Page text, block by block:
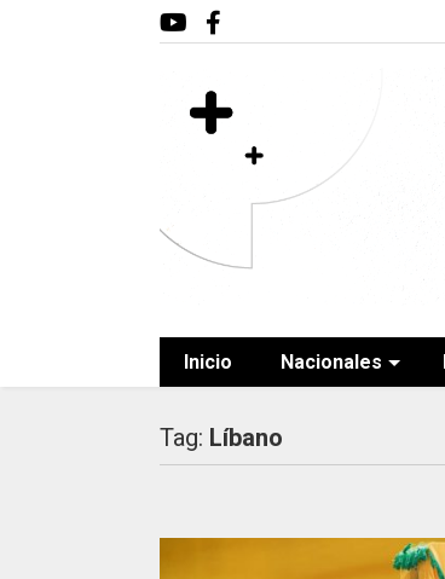
Inicio Nacionales
Tag: Líbano